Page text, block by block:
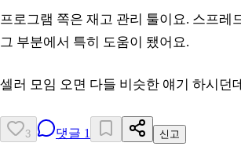
프로그램 쪽은 재고 관리 툴이요. 스프
그 부분에서 특히 도움이 됐어요.
셀러 모임 오면 다들 비슷한 얘기 하시던
3 댓글 1 신고